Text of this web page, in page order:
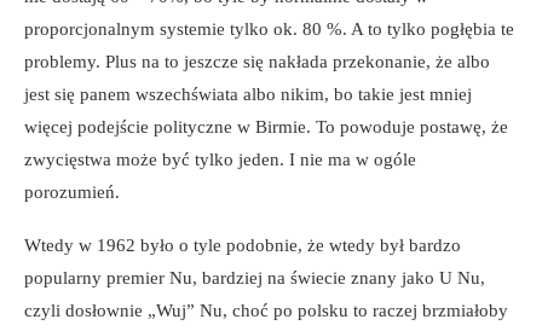
proporcjonalnym systemie tylko ok. 80 %. A to tylko pogłębia te
problemy. Plus na to jeszcze się nakłada przekonanie, że albo
jest się panem wszechświata albo nikim, bo takie jest mniej
więcej podejście polityczne w Birmie. To powoduje postawę, że
zwycięstwa może być tylko jeden. I nie ma w ogóle
porozumień.
Wtedy w 1962 było o tyle podobnie, że wtedy był bardzo
popularny premier Nu, bardziej na świecie znany jako U Nu,
czyli dosłownie „Wuj” Nu, choć po polsku to raczej brzmiałoby